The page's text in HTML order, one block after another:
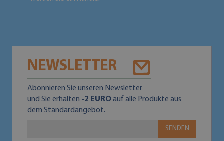
NEWSLETTER
Abonnieren Sie unseren Newsletter
und Sie erhalten -2 EUROauf alle Produkte aus
dem Standardangebot.
SENDEN